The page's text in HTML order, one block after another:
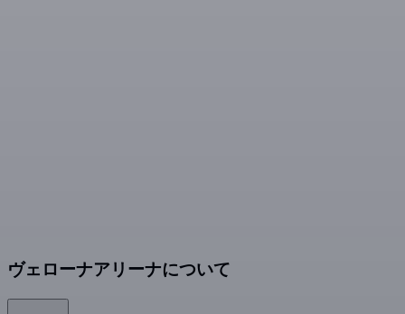
ヴェローナアリーナについて